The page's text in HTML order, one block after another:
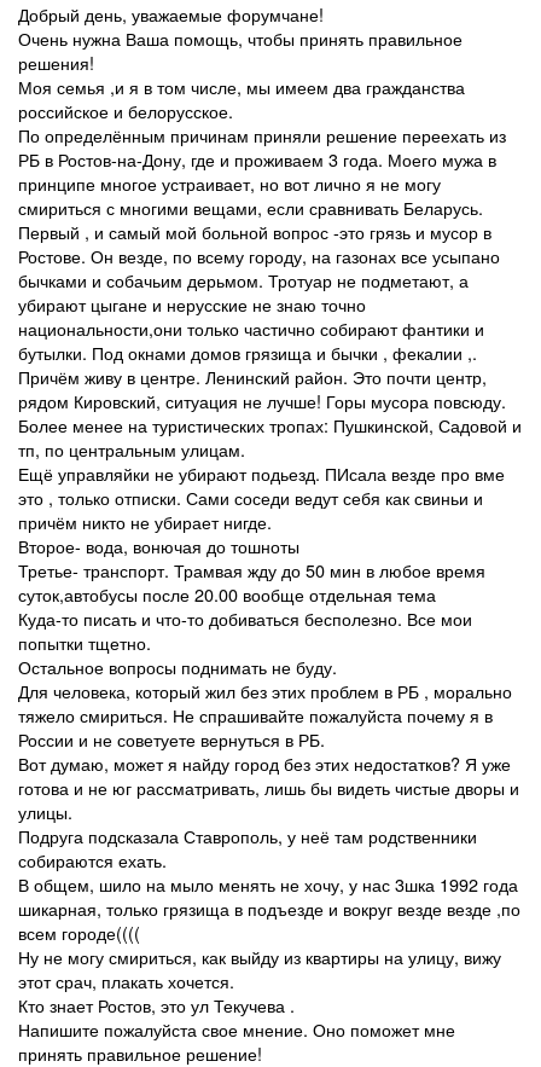
Добрый день, уважаемые форумчане!
Очень нужна Ваша помощь, чтобы принять правильное
решения!
Моя семья ,и я в том числе, мы имеем два гражданства
российское и белорусское.
По определённым причинам приняли решение переехать из
РБ в Ростов-на-Дону, где и проживаем 3 года. Моего мужа в
принципе многое устраивает, но вот лично я не могу
смириться с многими вещами, если сравнивать Беларусь.
Первый , и самый мой больной вопрос -это грязь и мусор в
Ростове. Он везде, по всему городу, на газонах все усыпано
бычками и собачьим дерьмом. Тротуар не подметают, а
убирают цыгане и нерусские не знаю точно
национальности,они только частично собирают фантики и
бутылки. Под окнами домов грязища и бычки , фекалии ,.
Причём живу в центре. Ленинский район. Это почти центр,
рядом Кировский, ситуация не лучше! Горы мусора повсюду.
Более менее на туристических тропах: Пушкинской, Садовой и
тп, по центральным улицам.
Ещё управляйки не убирают подьезд. ПИсала везде про вме
это , только отписки. Сами соседи ведут себя как свиньи и
причём никто не убирает нигде.
Второе- вода, вонючая до тошноты
Третье- транспорт. Трамвая жду до 50 мин в любое время
суток,автобусы после 20.00 вообще отдельная тема
Куда-то писать и что-то добиваться бесполезно. Все мои
попытки тщетно.
Остальное вопросы поднимать не буду.
Для человека, который жил без этих проблем в РБ , морально
тяжело смириться. Не спрашивайте пожалуйста почему я в
России и не советуете вернуться в РБ.
Вот думаю, может я найду город без этих недостатков? Я уже
готова и не юг рассматривать, лишь бы видеть чистые дворы и
улицы.
Подруга подсказала Ставрополь, у неё там родственники
собираются ехать.
В общем, шило на мыло менять не хочу, у нас 3шка 1992 года
шикарная, только грязища в подъезде и вокруг везде везде ,по
всем городе((((
Ну не могу смириться, как выйду из квартиры на улицу, вижу
этот срач, плакать хочется.
Кто знает Ростов, это ул Текучева .
Напишите пожалуйста свое мнение. Оно поможет мне
принять правильное решение!